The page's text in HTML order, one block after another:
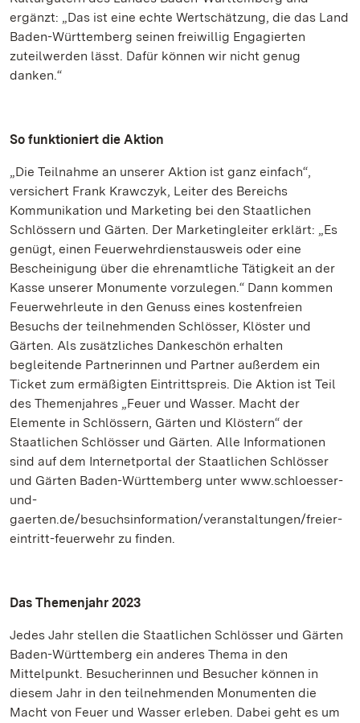
ergänzt: „Das ist eine echte Wertschätzung, die das Land
Baden-Württemberg seinen freiwillig Engagierten
zuteilwerden lässt. Dafür können wir nicht genug
danken.“
So funktioniert die Aktion
„Die Teilnahme an unserer Aktion ist ganz einfach“,
versichert Frank Krawczyk, Leiter des Bereichs
Kommunikation und Marketing bei den Staatlichen
Schlössern und Gärten. Der Marketingleiter erklärt: „Es
genügt, einen Feuerwehrdienstausweis oder eine
Bescheinigung über die ehrenamtliche Tätigkeit an der
Kasse unserer Monumente vorzulegen.“ Dann kommen
Feuerwehrleute in den Genuss eines kostenfreien
Besuchs der teilnehmenden Schlösser, Klöster und
Gärten. Als zusätzliches Dankeschön erhalten
begleitende Partnerinnen und Partner außerdem ein
Ticket zum ermäßigten Eintrittspreis. Die Aktion ist Teil
des Themenjahres „Feuer und Wasser. Macht der
Elemente in Schlössern, Gärten und Klöstern“ der
Staatlichen Schlösser und Gärten. Alle Informationen
sind auf dem Internetportal der Staatlichen Schlösser
und Gärten Baden-Württemberg unter www.schloesser-
und-
gaerten.de/besuchsinformation/veranstaltungen/freier-
eintritt-feuerwehr zu finden.
Das Themenjahr 2023
Jedes Jahr stellen die Staatlichen Schlösser und Gärten
Baden-Württemberg ein anderes Thema in den
Mittelpunkt. Besucherinnen und Besucher können in
diesem Jahr in den teilnehmenden Monumenten die
Macht von Feuer und Wasser erleben. Dabei geht es um